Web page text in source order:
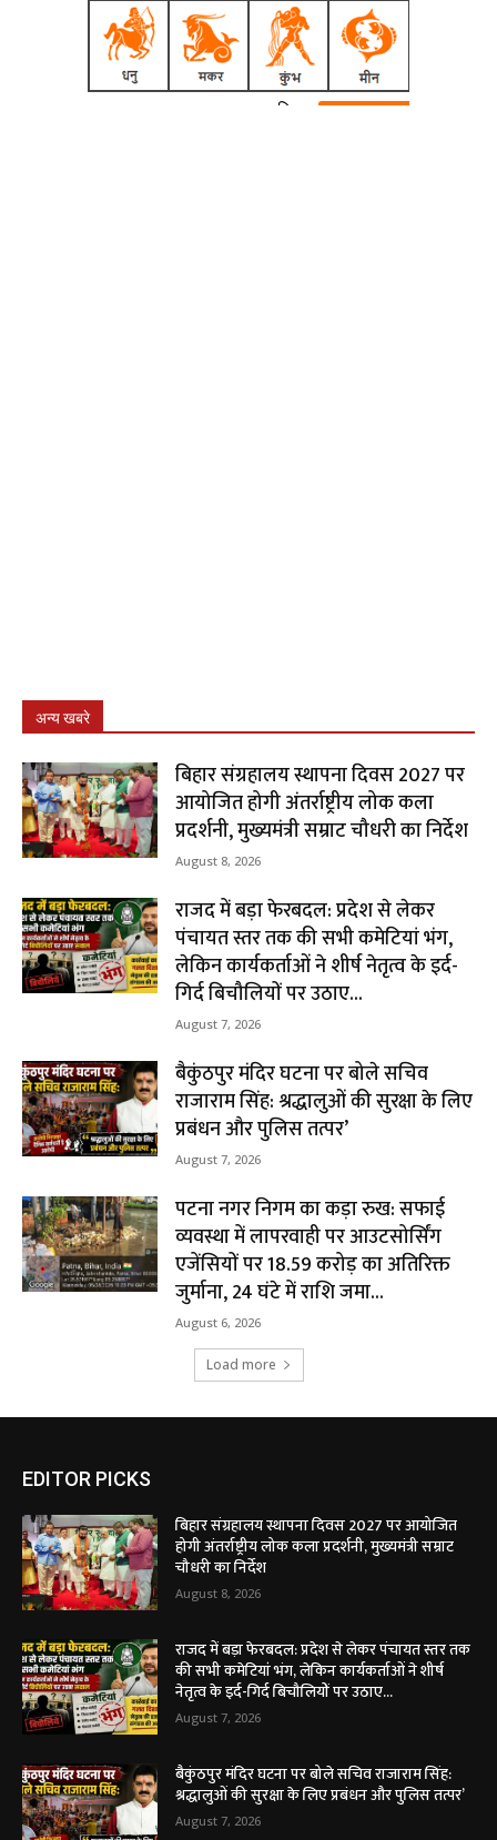
अन्य खबरे
बिहार संग्रहालय स्थापना दिवस 2027 पर
आयोजित होगी अंतर्राष्ट्रीय लोक कला
प्रदर्शनी, मुख्यमंत्री सम्राट चौधरी का निर्देश
August 8, 2026
राजद में बड़ा फेरबदल: प्रदेश से लेकर
पंचायत स्तर तक की सभी कमेटियां भंग,
लेकिन कार्यकर्ताओं ने शीर्ष नेतृत्व के इर्द-
गिर्द बिचौलियों पर उठाए...
August 7, 2026
बैकुंठपुर मंदिर घटना पर बोले सचिव
राजाराम सिंह: श्रद्धालुओं की सुरक्षा के लिए
प्रबंधन और पुलिस तत्पर’
August 7, 2026
पटना नगर निगम का कड़ा रुख: सफाई
व्यवस्था में लापरवाही पर आउटसोर्सिंग
एजेंसियों पर ₹18.59 करोड़ का अतिरिक्त
जुर्माना, 24 घंटे में राशि जमा...
August 6, 2026
Load more
EDITOR PICKS
बिहार संग्रहालय स्थापना दिवस 2027 पर आयोजित
होगी अंतर्राष्ट्रीय लोक कला प्रदर्शनी, मुख्यमंत्री सम्राट
चौधरी का निर्देश
August 8, 2026
राजद में बड़ा फेरबदल: प्रदेश से लेकर पंचायत स्तर तक
की सभी कमेटियां भंग, लेकिन कार्यकर्ताओं ने शीर्ष
नेतृत्व के इर्द-गिर्द बिचौलियों पर उठाए...
August 7, 2026
बैकुंठपुर मंदिर घटना पर बोले सचिव राजाराम सिंह:
श्रद्धालुओं की सुरक्षा के लिए प्रबंधन और पुलिस तत्पर’
August 7, 2026